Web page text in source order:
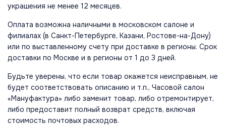
украшения не менее 12 месяцев.
Оплата возможна наличными в московском салоне и
филиалах (в Санкт-Петербурге, Казани, Ростове-на-Дону)
или по выставленному счету при доставке в регионы. Срок
доставки по Москве и в регионы от 1 до 3 дней.
Будьте уверены, что если товар окажется неисправным, не
будет соответствовать описанию и т.п., Часовой салон
«Мануфактура» либо заменит товар, либо отремонтирует,
либо предоставит полный возврат средств, включая
стоимость почтовых расходов.